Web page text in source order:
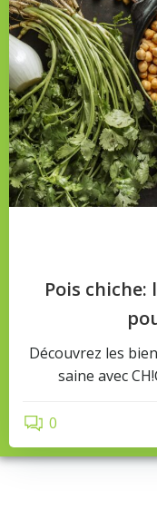
Pois
Découvrez les
saine avec
0